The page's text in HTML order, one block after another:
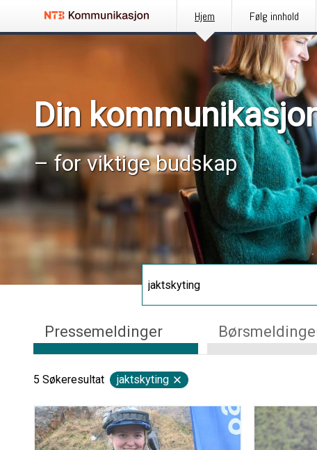
Hjem Følg innhold
Din
– for viktige budskap
Pressemeldinger
5 Søkeresultat jaktskyting